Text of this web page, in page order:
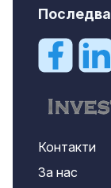
Контакти
За нас